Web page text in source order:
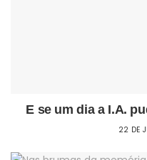
E se um dia a I.A.
22 DE